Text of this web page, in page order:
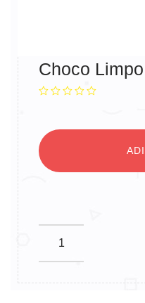
Choco